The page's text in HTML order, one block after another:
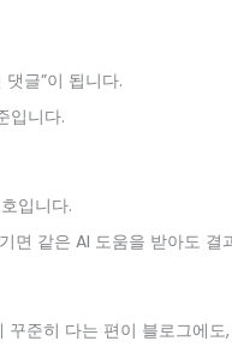
글”이 됩니다.
입니다.
입니다.
면 같은 AI 도움을 받아도 결
준히 다는 편이 블로그에도